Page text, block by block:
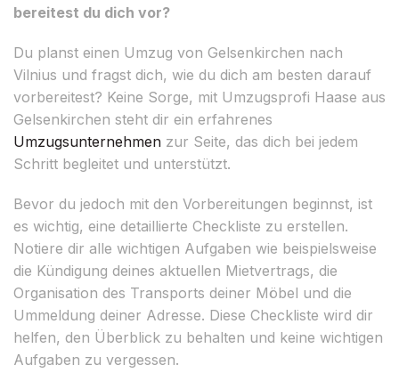
bereitest du dich vor?
Du planst einen Umzug von Gelsenkirchen nach
Vilnius und fragst dich, wie du dich am besten darauf
vorbereitest? Keine Sorge, mit Umzugsprofi Haase aus
Gelsenkirchen steht dir ein erfahrenes
Umzugsunternehmen zur Seite, das dich bei jedem
Schritt begleitet und unterstützt.
Bevor du jedoch mit den Vorbereitungen beginnst, ist
es wichtig, eine detaillierte Checkliste zu erstellen.
Notiere dir alle wichtigen Aufgaben wie beispielsweise
die Kündigung deines aktuellen Mietvertrags, die
Organisation des Transports deiner Möbel und die
Ummeldung deiner Adresse. Diese Checkliste wird dir
helfen, den Überblick zu behalten und keine wichtigen
Aufgaben zu vergessen.